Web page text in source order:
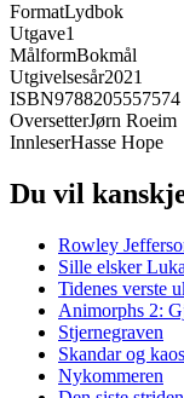
FormatLydbok
Utgave1
MålformBokmål
Utgivelsesår2021
ISBN9788205557574
OversetterJørn Roeim
InnleserHasse Hope
Du vil
Rowley
Sille elsker
Tidenes verste
Animorphs 2:
Stjernegraven
Skandar og
Nykommeren